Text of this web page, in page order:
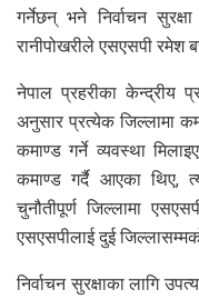
गर्नेछन् भने निर्वाचन
रानीपोखरीले एसएसपी
नेपाल प्रहरीका केन्द्रीय
अनुसार प्रत्येक जिल्लामा
कमाण्ड गर्ने व्यवस्था
कमाण्ड गर्दै आएका थिए,
चुनौतीपूर्ण जिल्लामा
एसएसपीलाई दुई
निर्वाचन सुरक्षाका लागि